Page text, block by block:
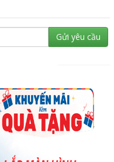
Máy bơm lốp ô tô
Gửi yêu cầu